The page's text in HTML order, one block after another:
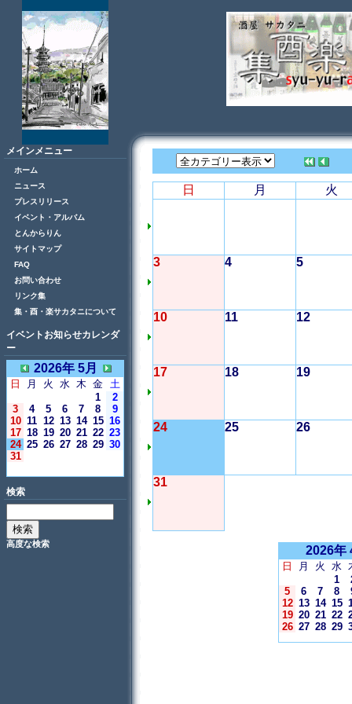
メインメニュー
ホーム
ニュース
プレスリリース
イベント・アルバム
とんからりん
サイトマップ
FAQ
お問い合わせ
リンク集
集・酉・楽サカタニについて
イベントお知らせカレンダ
ー
2026年 5月
日 月 火 水 木 金 土
1
2
3
4 5 6 7 8
9
10 11 12 13 14 15 16
17 18 19 20 21 22 23
24 25 26 27 28 29 30
31
検索
高度な検索
日 月 火
3 4 5
10 11 12
17 18 19
24 25 26
31
2026年
日 月 火 水
1
5
6 7 8
12 13 14 15
19 20 21 22
26 27 28 29